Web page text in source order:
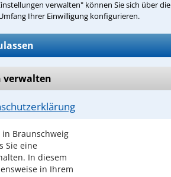
verwalten" können Sie sich über die
Ihrer Einwilligung konfigurieren.
verwalteneinen
Braunschweig
Sie eine
In diesem
in Ihrem